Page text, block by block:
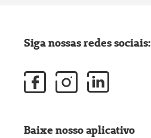
Siga nossas redes sociais:
Baixe nosso aplicativo